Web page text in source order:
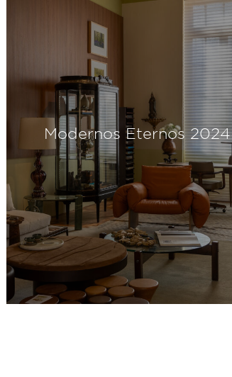
Modernos Eternos 2024